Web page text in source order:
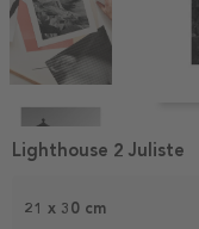
1
21 x 30 cm
Lighthouse 2 Juliste